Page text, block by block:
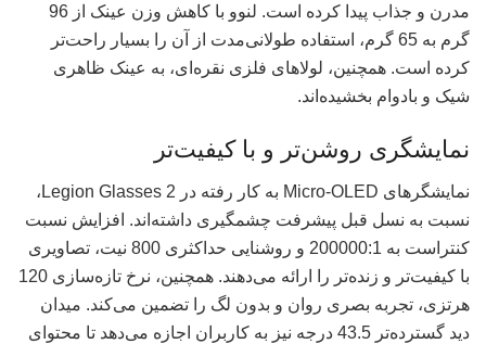
مدرن و جذاب پیدا کرده است. لنوو با کاهش وزن عینک از 96
گرم به 65 گرم، استفاده طولانی‌مدت از آن را بسیار راحت‌تر
کرده است. همچنین، لولاهای فلزی نقره‌ای، به عینک ظاهری
شیک و بادوام بخشیده‌اند.
نمایشگری روشن‌تر و با کیفیت‌تر
نمایشگرهای Micro-OLED به کار رفته در Legion Glasses 2،
نسبت به نسل قبل پیشرفت چشمگیری داشته‌اند. افزایش نسبت
کنتراست به 200000:1 و روشنایی حداکثری 800 نیت، تصاویری
با کیفیت‌تر و زنده‌تر را ارائه می‌دهند. همچنین، نرخ تازه‌سازی 120
هرتزی، تجربه بصری روان و بدون لگ را تضمین می‌کند. میدان
دید گسترده‌تر 43.5 درجه نیز به کاربران اجازه می‌دهد تا محتوای